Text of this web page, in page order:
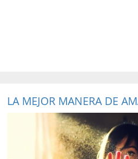
LA MEJOR MANERA DE